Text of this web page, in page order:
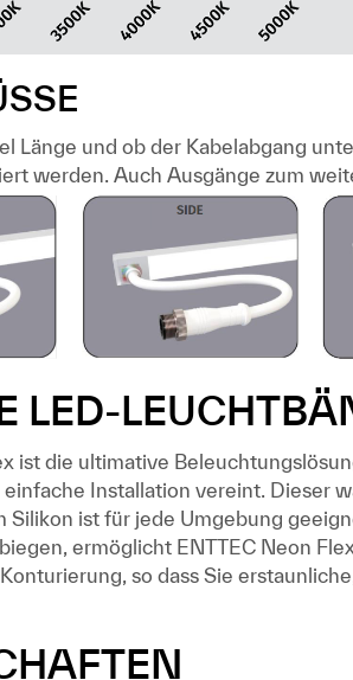
Länge und ob der Kabelabgang
werden. Auch Ausgänge zum
LED-
ist die ultimative
Installation vereint. Dieser
Silikon ist für jede Umgebung
ermöglicht ENTTEC Neon
so dass Sie